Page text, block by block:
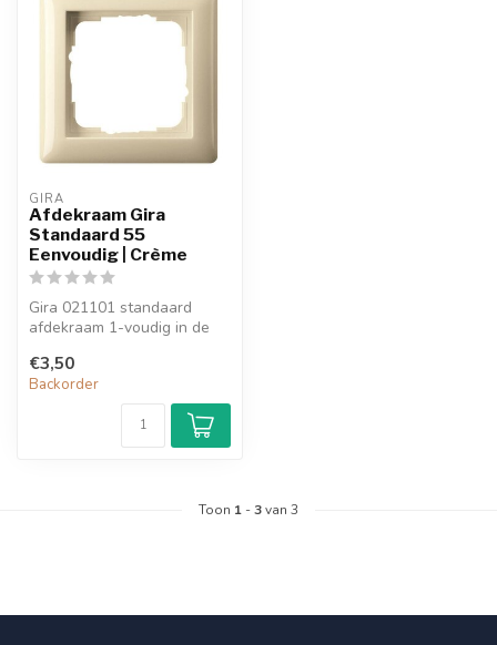
GIRA
Afdekraam Gira
Standaard 55
Eenvoudig | Crème
Gira 021101 standaard
afdekraam 1-voudig in de
€3,50
Backorder
Toon 1 -3van 3